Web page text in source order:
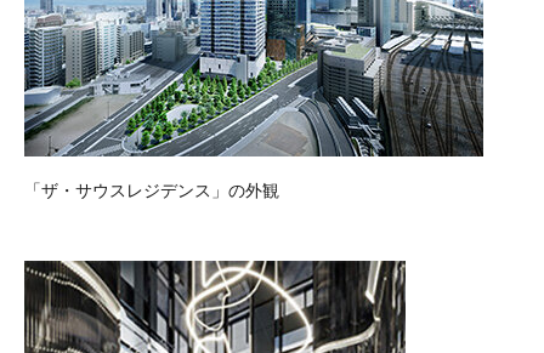
「ザ・サウスレジデンス」の外観